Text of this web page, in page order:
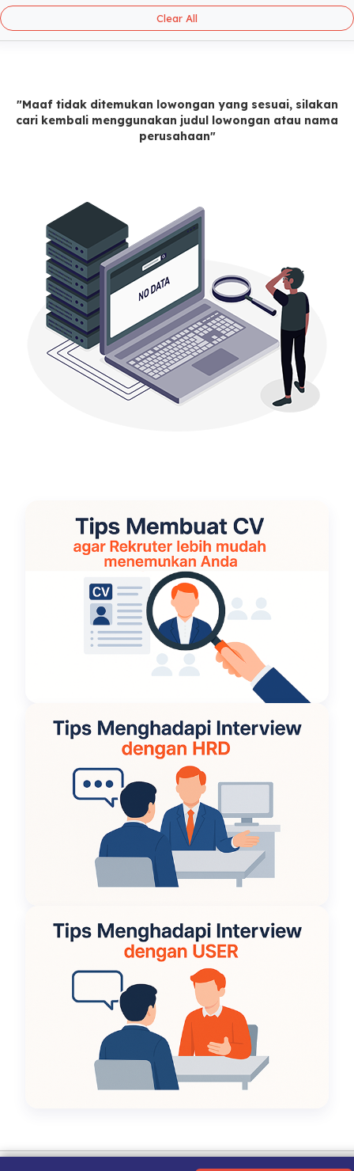
Clear All
"Maaf tidak ditemukan lowongan yang sesuai, silakan
cari kembali menggunakan judul lowongan atau nama
perusahaan"
Kebijakan Privasi|Tentang Kami|